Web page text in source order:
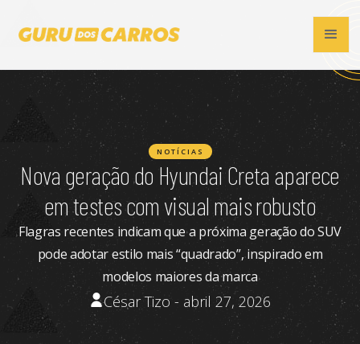
NOTÍCIAS
Nova geração do Hyundai Creta aparece
em testes com visual mais robusto
Flagras recentes indicam que a próxima geração do SUV
pode adotar estilo mais “quadrado”, inspirado em
modelos maiores da marca
César Tizo - abril 27, 2026